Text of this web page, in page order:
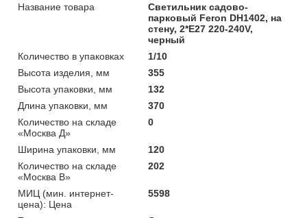
Название товара
Светильник садово-
парковый Feron DH1402, на
стену, 2*E27 220-240V,
черный
Количество в упаковках
1/10
Высота изделия, мм
355
Высота упаковки, мм
132
Длина упаковки, мм
370
Количество на складе
«Москва Д»
0
Ширина упаковки, мм
120
Количество на складе
«Москва В»
202
МИЦ (мин. интернет-
цена): Цена
5598